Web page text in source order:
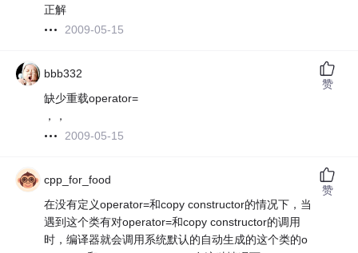
正解
2009-05-15
bbb332
缺少重载operator=
，，
2009-05-15
赞
cpp_for_food
在没有定义operator=和copy constructor的情况下，当
遇到这个类有对operator=和copy constructor的调用
时，编译器就会调用系统默认的自动生成的这个类的o
赞